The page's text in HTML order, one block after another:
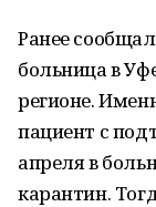
Ранее
больница в
регионе.
пациент с
апреля в
карантин.